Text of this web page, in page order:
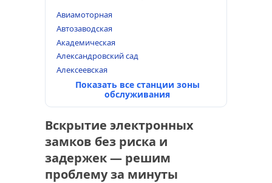
Авиамоторная
Автозаводская
Академическая
Александровский сад
Алексеевская
Показать все станции зоны
обслуживания
Вскрытие электронных
замков без риска и
задержек — решим
проблему за минуты